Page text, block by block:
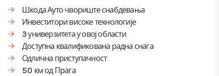
Шкода Ауто чвориште снабдевања
Инвеститори високе технологије
3 универзитета у овој области
Доступна квалификована радна снага
Одлична приступачност
50 км од Прага